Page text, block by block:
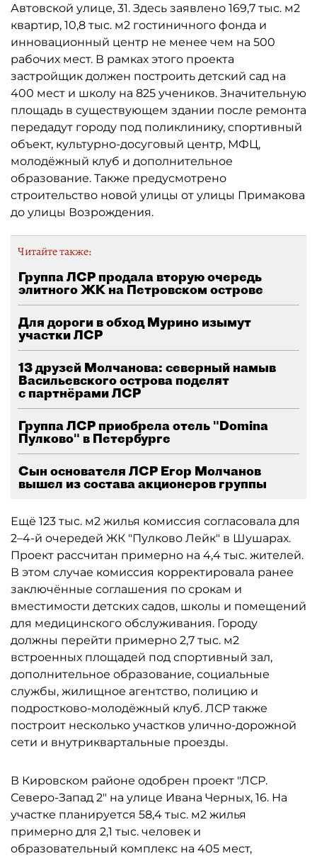
Автовской улице, 31. Здесь заявлено 169,7 тыс. м2
квартир, 10,8 тыс. м2 гостиничного фонда и
инновационный центр не менее чем на 500
рабочих мест. В рамках этого проекта
застройщик должен построить детский сад на
400 мест и школу на 825 учеников. Значительную
площадь в существующем здании после ремонта
передадут городу под поликлинику, спортивный
объект, культурно-досуговый центр, МФЦ,
молодёжный клуб и дополнительное
образование. Также предусмотрено
строительство новой улицы от улицы Примакова
до улицы Возрождения.
Читайте также:
Группа ЛСР продала вторую очередь
элитного ЖК на Петровском острове
Для дороги в обход Мурино изымут
участки ЛСР
13 друзей Молчанова: северный намыв
Васильевского острова поделят
с партнёрами ЛСР
Группа ЛСР приобрела отель "Domina
Пулково" в Петербурге
Сын основателя ЛСР Егор Молчанов
вышел из состава акционеров группы
Ещё 123 тыс. м2 жилья комиссия согласовала для
2–4-й очередей ЖК "Пулково Лейк" в Шушарах.
Проект рассчитан примерно на 4,4 тыс. жителей.
В этом случае комиссия корректировала ранее
заключённые соглашения по срокам и
вместимости детских садов, школы и помещений
для медицинского обслуживания. Городу
должны перейти примерно 2,7 тыс. м2
встроенных площадей под спортивный зал,
дополнительное образование, социальные
службы, жилищное агентство, полицию и
подростково-молодёжный клуб. ЛСР также
построит несколько участков улично-дорожной
сети и внутриквартальные проезды.
В Кировском районе одобрен проект "ЛСР.
Северо-Запад 2" на улице Ивана Черных, 16. На
участке планируется 58,4 тыс. м2 жилья
примерно для 2,1 тыс. человек и
образовательный комплекс на 405 мест,